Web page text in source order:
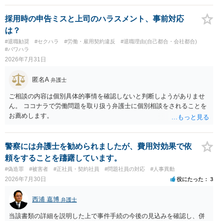
合理的か、という複数論点に分かれます。契約前なら、交渉のパワー
バランスの問題もありますが、修正余地があるうえ、後から争うより
コストを抑えやすいので、資料等を持参の上弁護士に確認されること
をお勧めします。 ・事務所側の解除でも、解除理由によってはタレン
ト側に損害賠償が発生する建付けになっていることはあります。ただ
し、事務所側が一方的に解除したのにタレントへ違約金を課す設計
は、合理性や対価性を欠くとして争いやすいです。逆に、タレント側
の重大な契約違反がある場合は、実損害の範囲で請求される可能性は
あります。
期間満了による退職は、業務労災への適用はありませんので、ご安心
ください。 仮に会社が打切り補償をせずに解雇した場合は、不当解雇
に当たります。 ＞労災の休業補償と、所得補償保険の保険金とは別
に、受け取れる金銭はありますでしょうか？ 業務労災の場合は、会社
の安全配慮義務違反が認められると解されますので、会社の損害賠償
責任（治療費、通院慰謝料、入院費、入院慰謝料、後遺障害慰謝料、
災での第三者行為傷害（同僚の不注意等による事故）の場合は、当該
第三者の賠償責任も考えられます。 労災で支払われた分は、損害額か
ら控除（損益相殺）されますが、それを超えた部分は、会社もしく
は、第三者から支払ってもらうことになります。 会社等との交渉が必
要になると思います（良い会社でしたら、自ら話してくると思います
の弁護士にご相談ください。 以上、ご参考まで。
採用時の申告ミスと上司のハラスメント、事前対応
は？
#退職勧奨 #セクハラ #労働・雇用契約違反
#退職理由(自己都合・会社都合)
#パワハラ
2026年7月31日
匿名A 弁護士
ご相談の内容は個別具体的事情を確認しないと判断しようがありませ
ん。 ココナラで労働問題を取り扱う弁護士に個別相談をされることを
お薦めします。
警察には弁護士を勧められましたが、費用対効果で依
頼をすることを躊躇しています。
#偽造罪 #被害者 #正社員・契約社員 #問題社員の対応 #人事異動
2026年7月30日 役にたった 3
西浦 嘉博 弁護士
当該書類の詳細を説明した上で事件手続の今後の見込みを確認し、併